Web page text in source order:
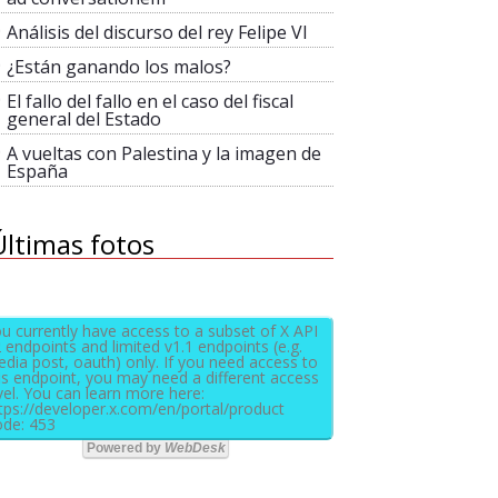
Análisis del discurso del rey Felipe VI
¿Están ganando los malos?
El fallo del fallo en el caso del fiscal
general del Estado
A vueltas con Palestina y la imagen de
España
fotos
currently have access to a subset of X API
endpoints and limited v1.1 endpoints (e.g.
post, oauth) only. If you need access to
endpoint, you may need a different access
You can learn more here:
developer.x.com/en/portal/product
453
Powered by WebDesk